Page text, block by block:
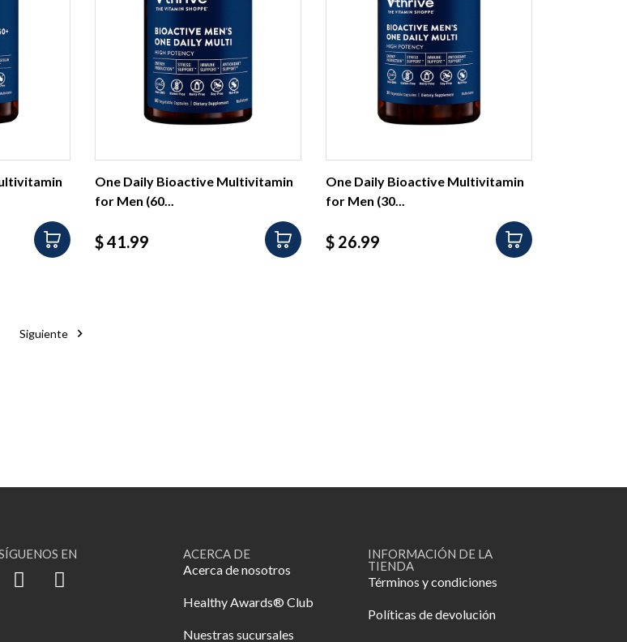
One Daily Bioactive Multivitamin
for Men (60...
Precio
$ 41.99
One Daily Bioactive Multivitamin
for Men (30...
Precio
$ 26.99
Siguiente 
EN ACERCA DE
Acerca de nosotros
Healthy Awards® Club
Nuestras sucursales
INFORMACIÓN DE LA
TIENDA
Términos y condiciones
Políticas de devolución